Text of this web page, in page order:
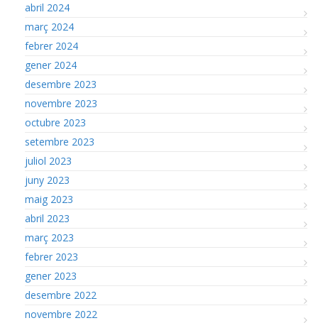
abril 2024
març 2024
febrer 2024
gener 2024
desembre 2023
novembre 2023
octubre 2023
setembre 2023
juliol 2023
juny 2023
maig 2023
abril 2023
març 2023
febrer 2023
gener 2023
desembre 2022
novembre 2022